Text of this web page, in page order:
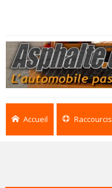
Accueil Raccourcis